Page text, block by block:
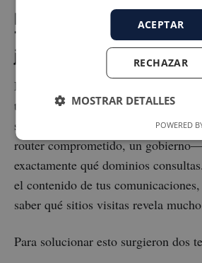
DNS sobre HTTPS (DoH)
TLS (DoT): la privacidad
juego
Durante décadas, las consultas DNS
texto plano por el puerto 53 del
significa que cualquier agente en la
router comprometido, un
exactamente qué dominios
el contenido de tus
saber qué sitios visitas revela
Para solucionar esto surgieron dos
ACEPTAR
RECHAZAR
MOSTRAR DETALLES
POWERED